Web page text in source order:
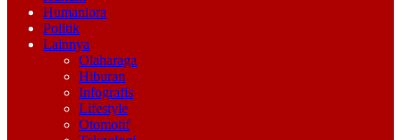
Humaniora
Politik
Lainnya
Olaharaga
Hiburan
Infografis
Lifestyle
Otomotif